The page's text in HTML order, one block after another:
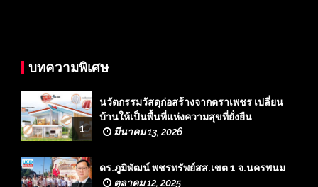
บทความพิเศษ
1
นวัตกรรมวัสดุก่อสร้างจากตราเพชร เปลี่ยน
บ้านให้เป็นพื้นที่แห่งความสุขที่ยั่งยืน
มีนาคม 13, 2026
ดร.ภูมิพัฒน์ พชรทรัพย์สส.เขต 1 จ.นครพนม
ตุลาคม 12, 2025